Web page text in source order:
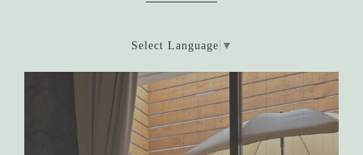
Select Language ▼